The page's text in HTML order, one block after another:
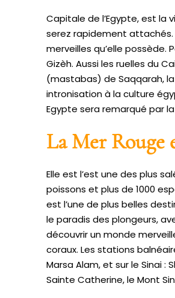
Capitale de l’Egypte, est la
serez rapidement
merveilles qu’elle possède.
Gizèh. Aussi les ruelles du
(mastabas) de Saqqarah,
intronisation à la culture
Egypte sera remarqué par
La Mer Rouge
Elle est l’est une des plus
poissons et plus de 1000
est l’une de plus belles
le paradis des plongeurs,
découvrir un monde
coraux. Les stations
Marsa Alam, et sur le Sinai :
Sainte Catherine, le Mont